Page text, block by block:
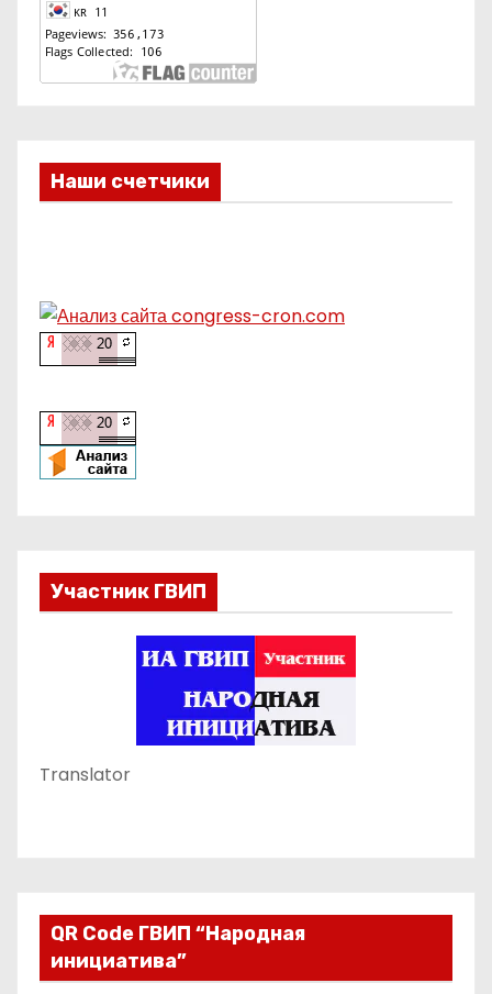
Наши счетчики
Участник ГВИП
Translator
QR Code ГВИП “Народная
инициатива”